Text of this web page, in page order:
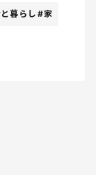
暮らし #家